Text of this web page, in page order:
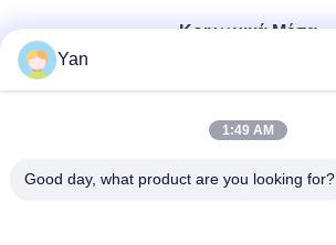
Κοινωνικά Μέσα
Γρήγορη επικοινωνία
Τηλ.:
Yan
1:49 AM
Good day, what product are you looking for?